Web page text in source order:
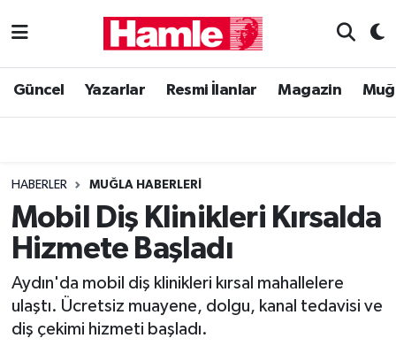
Güncel Yazarlar Resmi İlanlar Magazin
HABERLER MUĞLA HABERLERI
Mobil Diş Klinikleri Kırsalda
Hizmete Başladı
Aydın'da mobil diş klinikleri kırsal mahallelere
ulaştı. Ücretsiz muayene, dolgu, kanal tedavisi ve
diş çekimi hizmeti başladı.
Güncel
Magazin
Muğla Haber
Siyaset
Muğla Nöbetçi Eczaneler
Muğla Trafik Yoğunluk Haritası
Süper Lig Puan Durumu ve Fikstür
Tüm Manşetler
Son Dakika Haberleri